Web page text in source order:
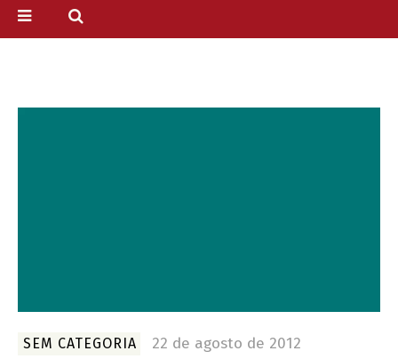
SEM CATEGORIA
22 de agosto de 2012